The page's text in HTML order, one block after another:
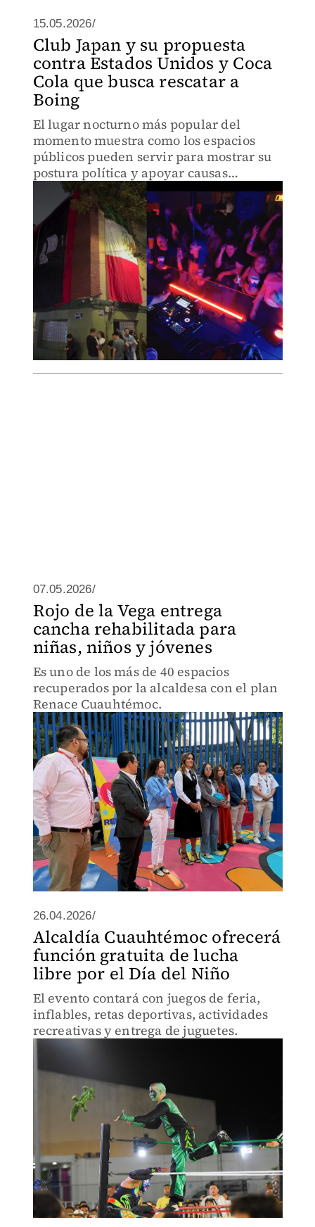
15.05.2026/
Club Japan y su propuesta
contra Estados Unidos y Coca
Cola que busca rescatar a
Boing
El lugar nocturno más popular del
momento muestra como los espacios
públicos pueden servir para mostrar su
postura política y apoyar causas
sociales, así como fomentar el consumo
nacional
07.05.2026/
Rojo de la Vega entrega
cancha rehabilitada para
niñas, niños y jóvenes
Es uno de los más de 40 espacios
recuperados por la alcaldesa con el plan
Renace Cuauhtémoc.
26.04.2026/
Alcaldía Cuauhtémoc ofrecerá
función gratuita de lucha
libre por el Día del Niño
El evento contará con juegos de feria,
inflables, retas deportivas, actividades
recreativas y entrega de juguetes.